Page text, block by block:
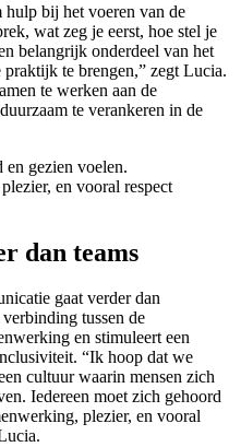
hulp bij het voeren van de
wat zeg je eerst, hoe stel je
belangrijk onderdeel van het
te brengen,” zegt Lucia.
te werken aan de
te verankeren in de
en gezien voelen.
en vooral respect
dan teams
gaat verder dan
tussen de
en stimuleert een
“Ik hoop dat we
cultuur waarin mensen zich
Iedereen moet zich gehoord
plezier, en vooral